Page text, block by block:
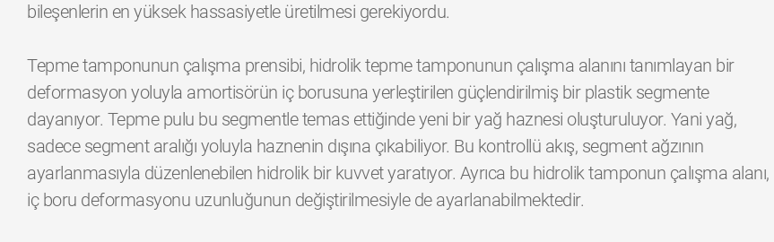
bileşenlerin en yüksek hassasiyetle üretilmesi gerekiyordu.
Tepme tamponunun çalışma prensibi, hidrolik tepme tamponunun çalışma alanını tanımlayan bir
deformasyon yoluyla amortisörün iç borusuna yerleştirilen güçlendirilmiş bir plastik segmente
dayanıyor. Tepme pulu bu segmentle temas ettiğinde yeni bir yağ haznesi oluşturuluyor. Yani yağ,
sadece segment aralığı yoluyla haznenin dışına çıkabiliyor. Bu kontrollü akış, segment ağzının
ayarlanmasıyla düzenlenebilen hidrolik bir kuvvet yaratıyor. Ayrıca bu hidrolik tamponun çalışma alanı,
iç boru deformasyonu uzunluğunun değiştirilmesiyle de ayarlanabilmektedir.